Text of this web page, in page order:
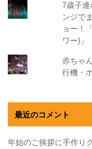
7歳子
ンジで
ョー！
ワー)」
赤ちゃ
行機・
最近のコメント
年始のご挨拶に手作り